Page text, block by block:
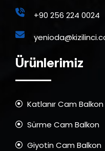
+90 256 224 0024
Ürünlerimiz
Katlanır Cam Balkon
Sürme Cam Balkon
Giyotin Cam Balkon